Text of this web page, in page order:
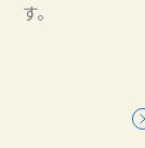
す。